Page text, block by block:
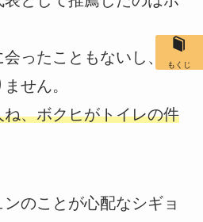
ったこともないし、代
せん。
、ボクヒがトイレの件
のことが心配なシギョ
もくじ